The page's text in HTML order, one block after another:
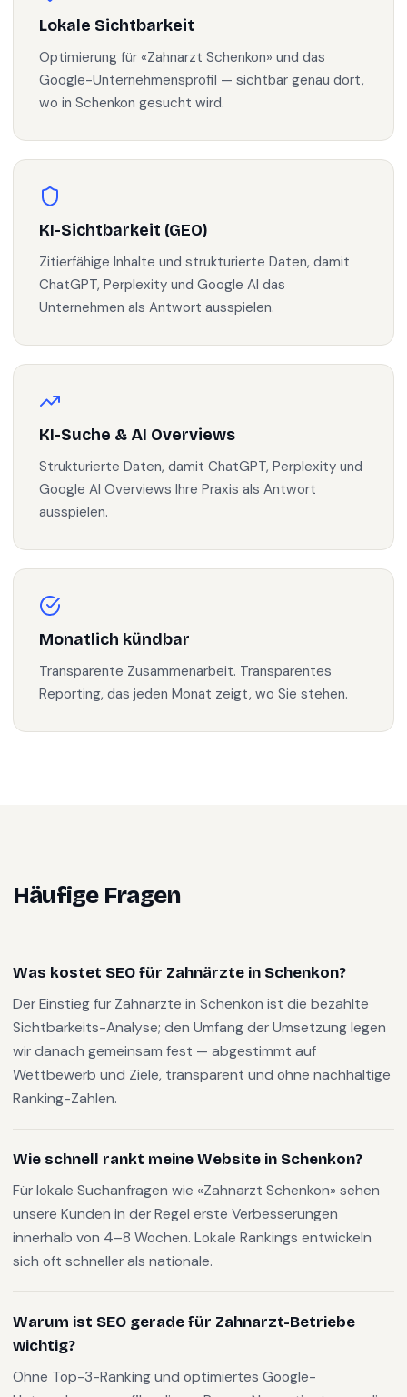
Lokale Sichtbarkeit
Optimierung für «Zahnarzt Schenkon» und das
Google-Unternehmensprofil — sichtbar genau dort,
wo in Schenkon gesucht wird.
KI-Sichtbarkeit (GEO)
Zitierfähige Inhalte und strukturierte Daten, damit
ChatGPT, Perplexity und Google AI das
Unternehmen als Antwort ausspielen.
KI-Suche & AI Overviews
Strukturierte Daten, damit ChatGPT, Perplexity und
Google AI Overviews Ihre Praxis als Antwort
ausspielen.
Monatlich kündbar
Transparente Zusammenarbeit. Transparentes
Reporting, das jeden Monat zeigt, wo Sie stehen.
Häufige Fragen
Was kostet SEO für Zahnärzte in Schenkon?
Der Einstieg für Zahnärzte in Schenkon ist die bezahlte
Sichtbarkeits-Analyse; den Umfang der Umsetzung legen
wir danach gemeinsam fest — abgestimmt auf
Wettbewerb und Ziele, transparent und ohne nachhaltige
Ranking-Zahlen.
Wie schnell rankt meine Website in Schenkon?
Für lokale Suchanfragen wie «Zahnarzt Schenkon» sehen
unsere Kunden in der Regel erste Verbesserungen
innerhalb von 4–8 Wochen. Lokale Rankings entwickeln
sich oft schneller als nationale.
Warum ist SEO gerade für Zahnarzt-Betriebe
wichtig?
Ohne Top-3-Ranking und optimiertes Google-